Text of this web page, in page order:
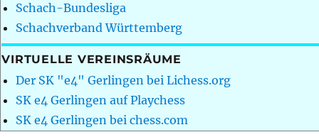
Schach-Bundesliga
Schachverband Württemberg
VIRTUELLE VEREINSRÄUME
Der SK "e4" Gerlingen bei Lichess.org
SK e4 Gerlingen auf Playchess
SK e4 Gerlingen bei chess.com